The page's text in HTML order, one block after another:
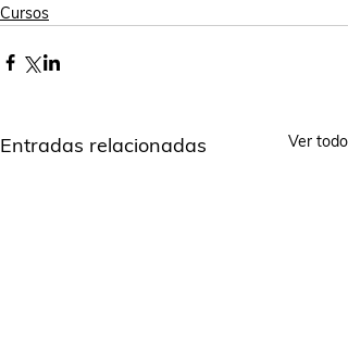
Cursos
Entradas relacionadas Ver todo